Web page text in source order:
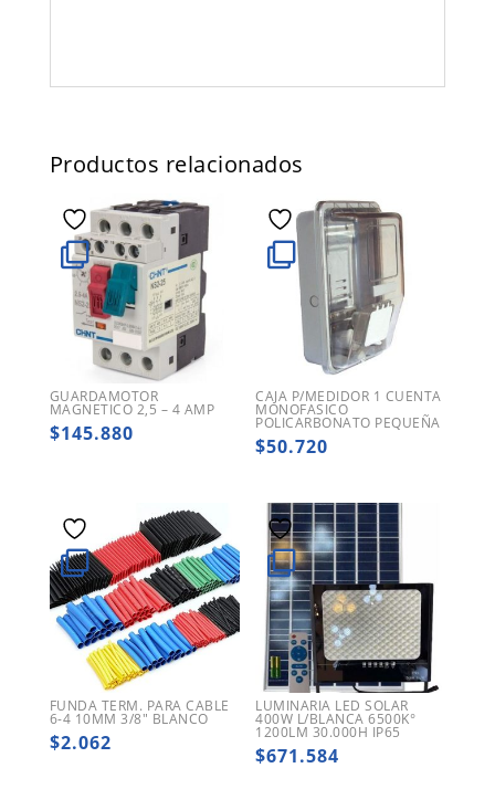
Productos relacionados
GUARDAMOTOR
MAGNETICO 2,5 – 4 AMP
$145.880
CAJA P/MEDIDOR 1 CUENTA
MONOFASICO
POLICARBONATO PEQUEÑA
$50.720
FUNDA TERM. PARA CABLE
6-4 10MM 3/8″ BLANCO
$2.062
LUMINARIA LED SOLAR
400W L/BLANCA 6500K°
1200LM 30.000H IP65
$671.584